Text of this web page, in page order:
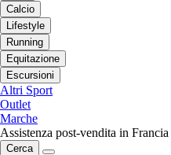
Calcio
Lifestyle
Running
Equitazione
Escursioni
Altri Sport
Outlet
Marche
Assistenza post-vendita in Francia
Cerca